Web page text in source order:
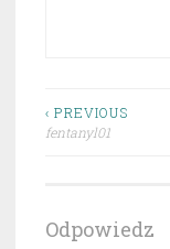
Nawigacja
‹ PREVIOUS
fentanyl01
Odpowiedz